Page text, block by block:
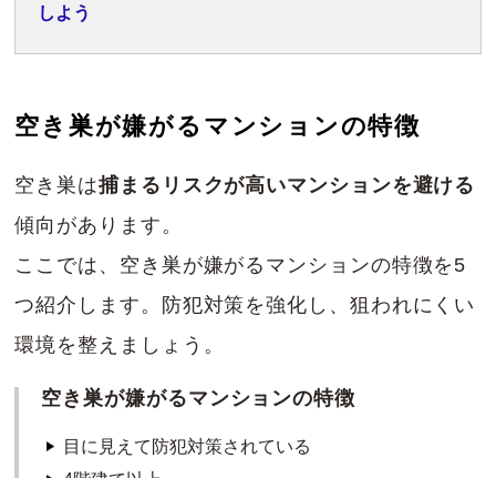
しよう
空き巣が嫌がるマンションの特徴
空き巣は捕まるリスクが高いマンションを避ける
傾向があります。
ここでは、空き巣が嫌がるマンションの特徴を5
つ紹介します。防犯対策を強化し、狙われにくい
環境を整えましょう。
空き巣が嫌がるマンションの特徴
目に見えて防犯対策されている